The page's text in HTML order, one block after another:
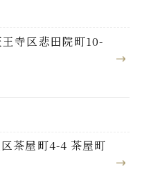
寺区悲田院町10-
茶屋町4-4 茶屋町